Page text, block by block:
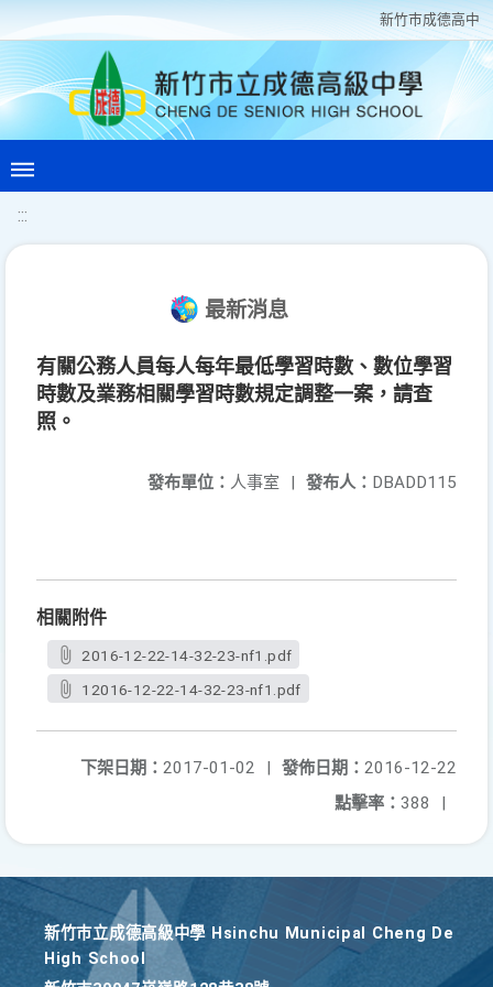
新竹巿成德高中
:::
最新消息
有關公務人員每人每年最低學習時數、數位學習
時數及業務相關學習時數規定調整一案，請查
照。
發布人： DBADD115
發布單位： 人事室 |
相關附件
2016-12-22-14-32-23-nf1.pdf
12016-12-22-14-32-23-nf1.pdf
發佈日期： 2016-12-22
下架日期： 2017-01-02
|
點擊率： 388 |
新竹巿立成德高級中學 Hsinchu Municipal Cheng De
High School